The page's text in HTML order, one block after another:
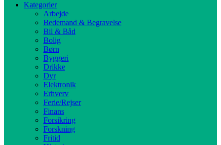
Kategorier
Arbejde
Bedemand & Begravelse
Bil & Båd
Bolig
Børn
Byggeri
Drikke
Dyr
Elektronik
Erhverv
Ferie/Rejser
Finans
Forsikring
Forskning
Fritid